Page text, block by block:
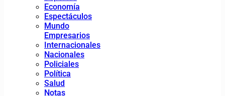
Economía
Espectáculos
Mundo
Empresarios
Internacionales
Nacionales
Policiales
Política
Salud
Notas